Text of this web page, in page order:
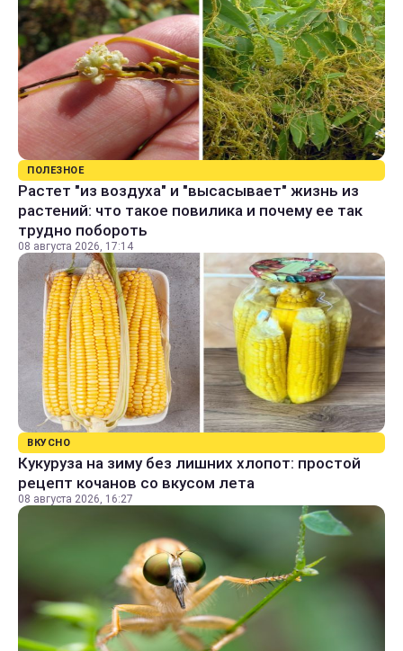
ПОЛЕЗНОЕ
Растет "из воздуха" и "высасывает" жизнь из
растений: что такое повилика и почему ее так
трудно побороть
08 августа 2026, 17:14
ВКУСНО
Кукуруза на зиму без лишних хлопот: простой
рецепт кочанов со вкусом лета
08 августа 2026, 16:27